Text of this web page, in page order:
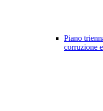
Piano
corruzione